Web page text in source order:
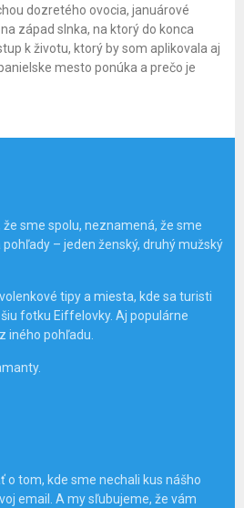
dozretého ovocia, januárové
západ slnka, na ktorý do konca
k životu, ktorý by som aplikovala aj
mesto ponúka a prečo je
že sme spolu, neznamená, že sme
– jeden ženský, druhý mužský
tipy a miesta, kde sa turisti
fotku Eiffelovky. Aj populárne
iného pohľadu.
o tom, kde sme nechali kus nášho
email. A my sľubujeme, že vám